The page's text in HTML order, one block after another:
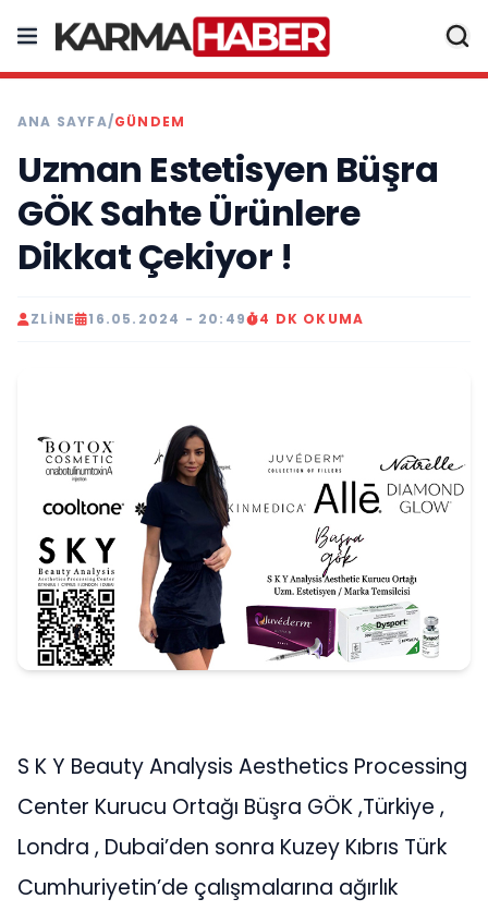
ANA SAYFA/GÜNDEM
Uzman Estetisyen Büşra
GÖK Sahte Ürünlere
Dikkat Çekiyor !
ZLINE 16.05.2024 - 20:49 4 DK OKUMA
S K Y Beauty Analysis Aesthetics Processing
Center Kurucu Ortağı Büşra GÖK ,Türkiye ,
Londra , Dubai’den sonra Kuzey Kıbrıs Türk
Cumhuriyetin’de çalışmalarına ağırlık